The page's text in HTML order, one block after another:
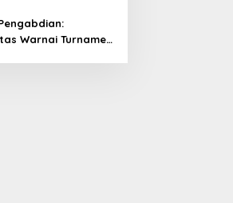
Warnai Turnamen